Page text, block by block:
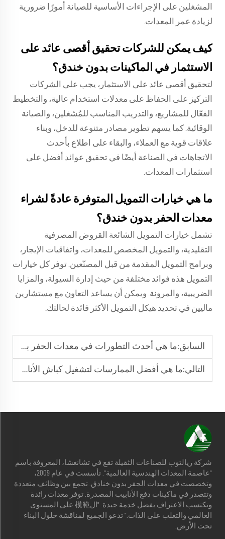
المشغلين على الإجراءات الأساسية للصيانة أمورًا ضرورية
لزيادة عمر المعدات.
كيف يمكن للشركات تحقيق أقصى عائد على
الاستثمار في الماكينات بدون خندق؟
لتحقيق أقصى عائد على الاستثمار، يجب على الشركات
التركيز على الحفاظ على معدلات استخدام عالية، والتخطيط
الفعّال للمشاريع، والتدريب المناسب للمُشغلين، والصيانة
الوقائية. كما يسهم تطوير مصادر متنوعة للدخل، وبناء
علاقات قوية مع العملاء، والبقاء على اطلاع بأحدث
الاتجاهات في الصناعة أيضًا في تحقيق عوائد أفضل على
استثمارات المعدات.
ما هي خيارات التمويل المتوفرة عادةً لشراء
معدات الحفر بدون خندق؟
تشمل خيارات التمويل الشائعة القروض المصرفية
التقليدية، والتمويل المخصص للمعدات، واتفاقيات الإيجار،
وبرامج التمويل المقدمة من قبل المصنّعين. توفر كل خيارات
التمويل هذه فوائد مختلفة من حيث إدارة السيولة، والمزايا
الضريبية، والمرونة. ويمكن أن يساعد التعاون مع مستشارين
ماليين في تحديد هيكل التمويل الأكثر فائدة لحالتك.
السابق:ما هي أحدث التطورات في معدات الحفر بدون خندق؟
التالي:ما هي أفضل الممارسات لتشغيل كباش الأنابيب؟
شركة ريالتوب للصناعات الثقيلة تقع في تشانغشا، المعروفة باسم
"عاصمة المعدات الهندسية العالمية". تأسست في عام 2009،
وتخصصت في معدات الحفر بدون خنادق. تجمع بين وظائف متعددة
وتتصدر في ماكينات دفع الأنابيب المصدرة. توفر معدات رائدة
وتكتسب الاعتراف بفضل خدمة جيدة. "ال模範 على المستوى
العالمي والتغلب على الذات." تدعو الجميع لمناقشة حلول البناء
تحت الأرض.